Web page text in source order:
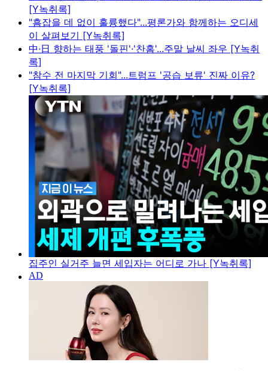
[Y녹취록]
"흠잡을 데 없이 훌륭했다"...평론가와 함께하는 오디세
이 살펴보기 [Y녹취록]
中·日 향하는 태풍 '돌핀'·'찬홈'...주말 날씨 좌우 [Y녹취
록]
"참수 전 마지막 기회"...트럼프 '공습 보류' 진짜 이유?
[Y녹취록]
집주인 실거주 늘면 세입자는 어디로 가나 [Y녹취록]